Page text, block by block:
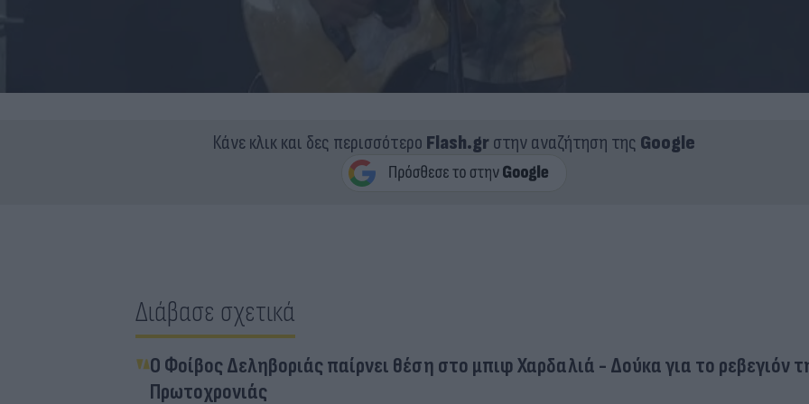
Κάνε κλικ και δες περισσότερο Flash.grστην αναζήτηση της Google
Διάβασε σχετικά
Ο Φοίβος Δεληβοριάς παίρνει θέση στο μπιφ Χαρδαλιά - Δούκα για το ρεβεγιόν
Πρωτοχρονιάς